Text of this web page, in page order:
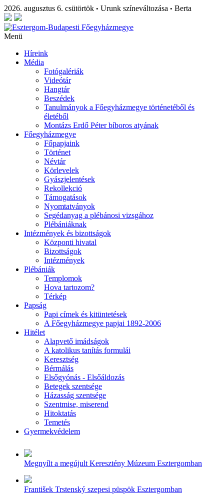
2026. augusztus 6. csütörtök • Urunk színeváltozása • Berta
Menü
Híreink
Média
Fotógalériák
Videótár
Hangtár
Beszédek
Tanulmányok a Főegyházmegye történetéből és
életéből
Montázs Erdő Péter bíboros atyának
Főegyházmegye
Főpapjaink
Történet
Névtár
Körlevelek
Gyászjelentések
Rekollekció
Támogatások
Nyomtatványok
Segédanyag a plébánosi vizsgához
Plébániáknak
Intézmények és bizottságok
Központi hivatal
Bizottságok
Intézmények
Plébániák
Templomok
Hova tartozom?
Térkép
Papság
Papi címek és kitüntetések
A Főegyházmegye papjai 1892-2006
Hitélet
Alapvető imádságok
A katolikus tanítás formulái
Keresztség
Bérmálás
Elsőgyónás - Elsőáldozás
Betegek szentsége
Házasság szentsége
Szentmise, miserend
Hitoktatás
Temetés
Gyermekvédelem
Megnyílt a megújult Keresztény Múzeum Esztergomban
František Trstenský szepesi püspök Esztergomban